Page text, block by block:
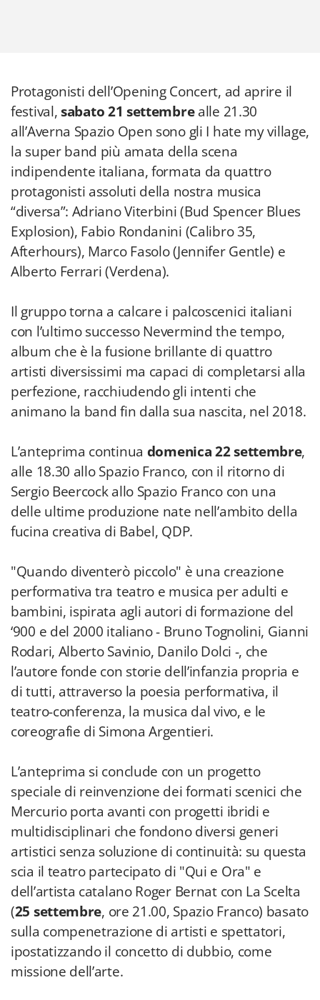
Protagonisti dell’Opening Concert, ad aprire il
festival,sabato 21 settembrealle 21.30
all’Averna Spazio Open sono gli I hate my village,
la super band più amata della scena
indipendente italiana, formata da quattro
protagonisti assoluti della nostra musica
“diversa”: Adriano Viterbini (Bud Spencer Blues
Explosion), Fabio Rondanini (Calibro 35,
Afterhours), Marco Fasolo (Jennifer Gentle) e
Alberto Ferrari (Verdena).
Il gruppo torna a calcare i palcoscenici italiani
con l’ultimo successo Nevermind the tempo,
album che è la fusione brillante di quattro
artisti diversissimi ma capaci di completarsi alla
perfezione, racchiudendo gli intenti che
animano la band fin dalla sua nascita, nel 2018.
L’anteprima continua domenica 22 settembre,
alle 18.30 allo Spazio Franco, con il ritorno di
Sergio Beercock allo Spazio Franco con una
delle ultime produzione nate nell’ambito della
fucina creativa di Babel, QDP.
"Quando diventerò piccolo" è una creazione
performativa tra teatro e musica per adulti e
bambini, ispirata agli autori di formazione del
‘900 e del 2000 italiano - Bruno Tognolini, Gianni
Rodari, Alberto Savinio, Danilo Dolci -, che
l’autore fonde con storie dell’infanzia propria e
di tutti, attraverso la poesia performativa, il
teatro-conferenza, la musica dal vivo, e le
coreografie di Simona Argentieri.
L’anteprima si conclude con un progetto
speciale di reinvenzione dei formati scenici che
Mercurio porta avanti con progetti ibridi e
multidisciplinari che fondono diversi generi
artistici senza soluzione di continuità: su questa
scia il teatro partecipato di "Qui e Ora" e
dell’artista catalano Roger Bernat con La Scelta
(25 settembre, ore 21.00, Spazio Franco) basato
sulla compenetrazione di artisti e spettatori,
ipostatizzando il concetto di dubbio, come
missione dell’arte.